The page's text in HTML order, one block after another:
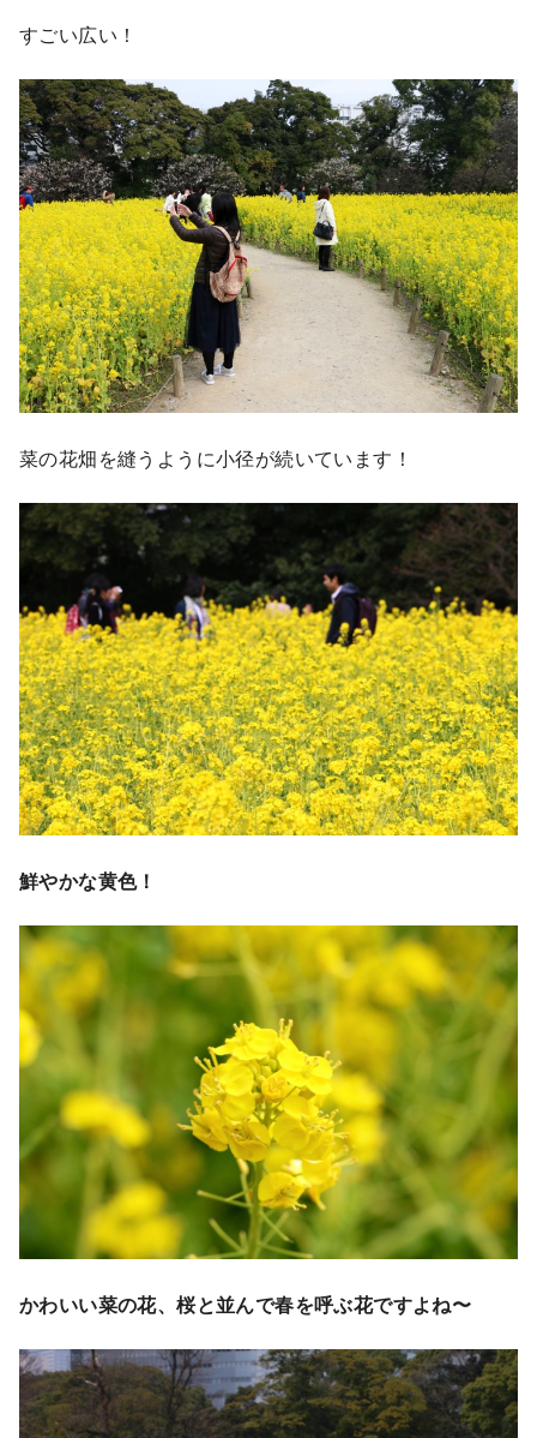
すごい広い！
菜の花畑を縫うように小径が続いています！
鮮やかな黄色！
かわいい菜の花、桜と並んで春を呼ぶ花ですよね〜